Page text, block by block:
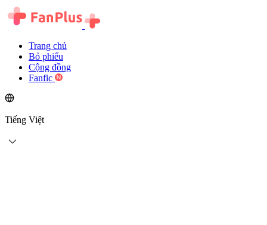
Trang chủ
Bỏ phiếu
Cộng đồng
Fanfic
Tiếng Việt